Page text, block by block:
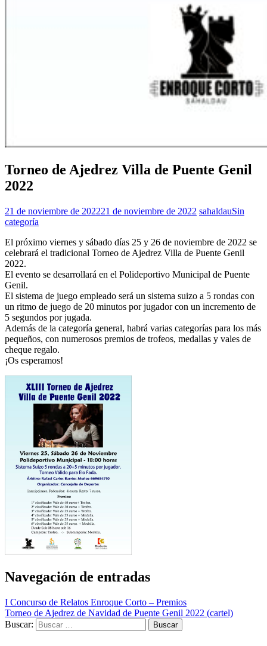
Torneo de Ajedrez Villa de Puente Genil
2022
21 de noviembre de 202221 de noviembre de 2022 sahaldauSin
categoría
El próximo viernes y sábado días 25 y 26 de noviembre de 2022 se
celebrará el tradicional Torneo de Ajedrez Villa de Puente Genil
2022.
El evento se desarrollará en el Polideportivo Municipal de Puente
Genil.
El sistema de juego empleado será un sistema suizo a 5 rondas con
un ritmo de juego de 20 minutos por jugador con un incremento de
5 segundos por jugada.
Además de la categoría general, habrá varias categorías para los más
pequeños, con numerosos premios de trofeos, medallas y vales de
cheque regalo.
¡Os esperamos!
Navegación de entradas
I Concurso de Relatos Enroque Corto – Premios
Torneo de Ajedrez de Navidad de Puente Genil 2022 (cartel)
Buscar: